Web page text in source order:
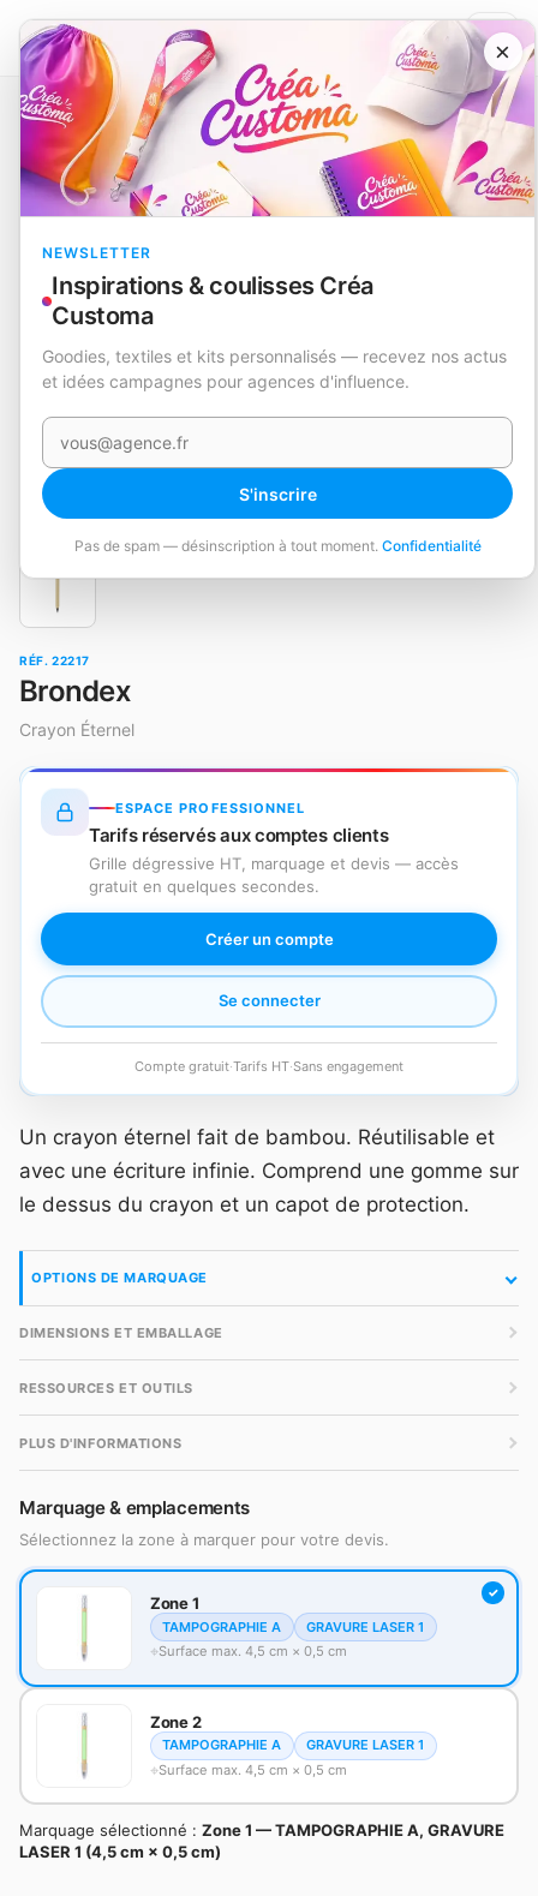
×
NEWSLETTER
Inspirations & coulisses Créa
Customa
Goodies, textiles et kits personnalisés — recevez nos actus
et idées campagnes pour agences d'influence.
Votre e-mail
S'inscrire
Pas de spam — désinscription à tout moment. Confidentialité
Catalogue Nouveautés Crayon Éternel Brondex
EN STOCK
RÉF. 22217
Brondex
Crayon Éternel
ESPACE PROFESSIONNEL
Tarifs réservés aux comptes clients
Grille dégressive HT, marquage et devis — accès
gratuit en quelques secondes.
Créer un compte
Se connecter
Compte gratuit·Tarifs HT·Sans engagement
Un crayon éternel fait de bambou. Réutilisable et
avec une écriture infinie. Comprend une gomme sur
le dessus du crayon et un capot de protection.
OPTIONS DE MARQUAGE
DIMENSIONS ET EMBALLAGE
RESSOURCES ET OUTILS
PLUS D'INFORMATIONS
Marquage & emplacements
Sélectionnez la zone à marquer pour votre devis.
Zone 1
TAMPOGRAPHIE A
GRAVURE LASER 1
Surface max. 4,5 cm × 0,5 cm
Zone 2
TAMPOGRAPHIE A
GRAVURE LASER 1
Surface max. 4,5 cm × 0,5 cm
Marquage sélectionné : Zone 1 — TAMPOGRAPHIE A, GRAVURE
LASER 1 (4,5 cm × 0,5 cm)